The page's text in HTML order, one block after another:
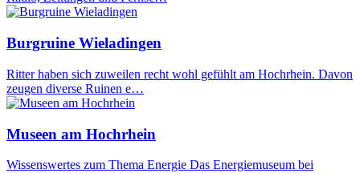
Burgruine Wieladingen
Ritter haben sich zuweilen recht wohl gefühlt am Hochrhein. Davon
zeugen diverse Ruinen e…
Museen am Hochrhein
Wissenswertes zum Thema Energie Das Energiemuseum bei